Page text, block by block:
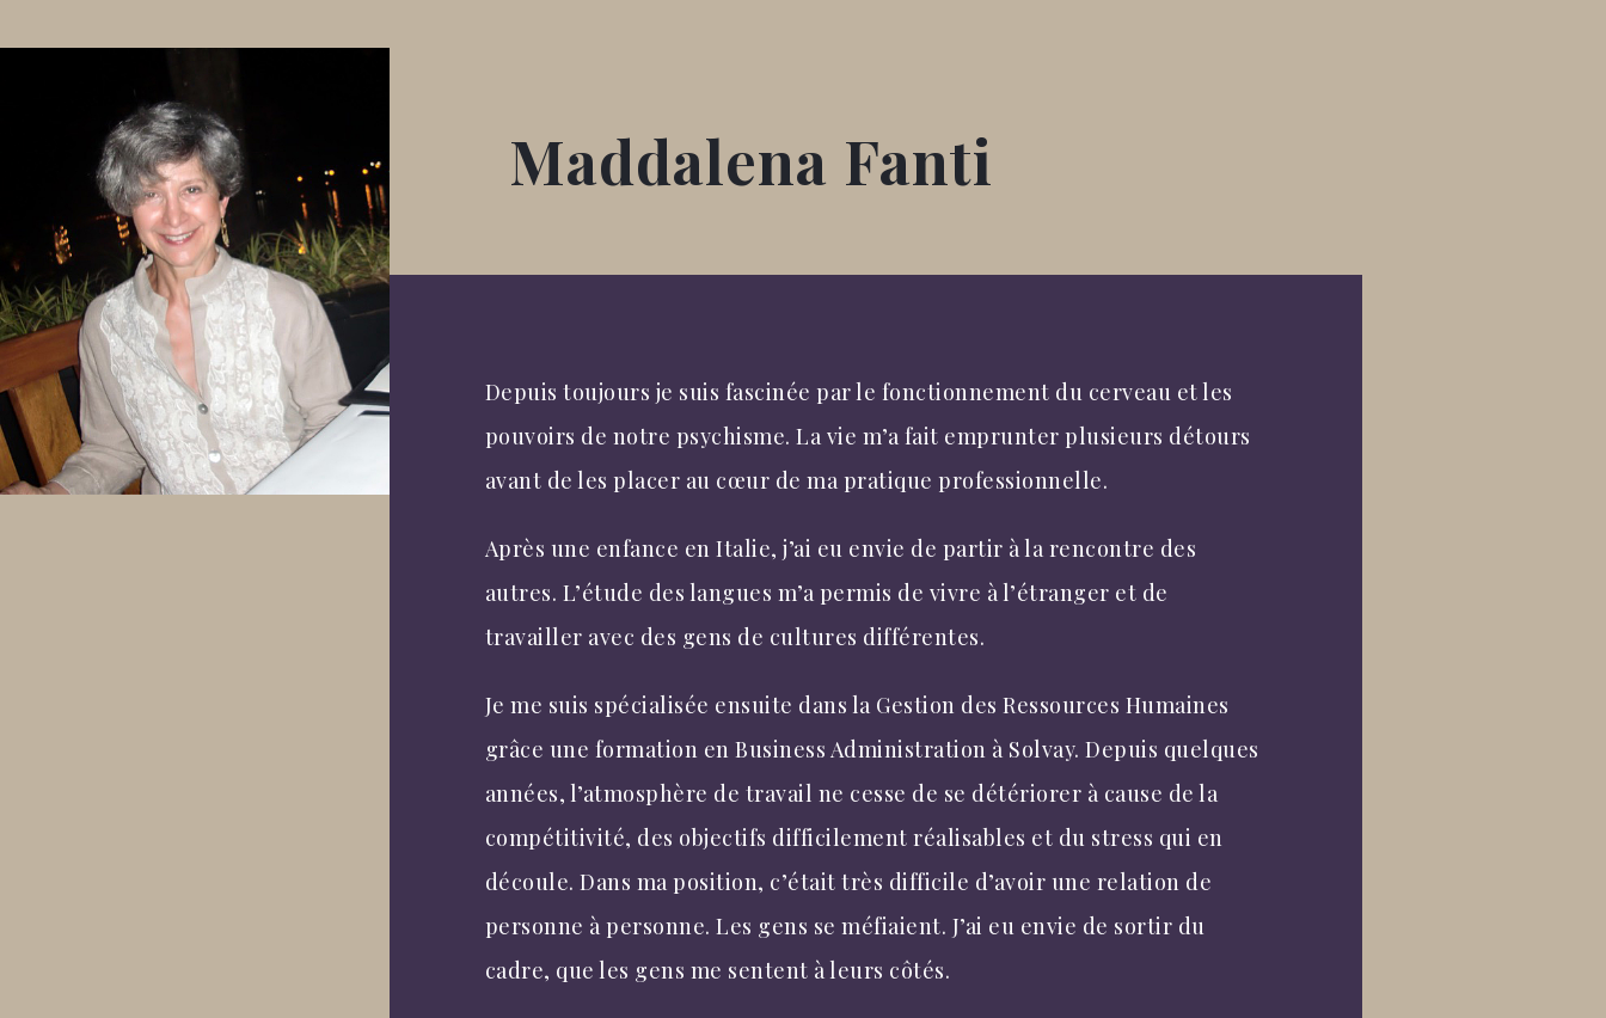
Maddalena Fanti
Depuis toujours je suis fascinée par le fonctionnement du cerveau et les
pouvoirs de notre psychisme. La vie m’a fait emprunter plusieurs détours
avant de les placer au cœur de ma pratique professionnelle.
Après une enfance en Italie, j’ai eu envie de partir à la rencontre des
autres. L’étude des langues m’a permis de vivre à l’étranger et de
travailler avec des gens de cultures différentes.
Je me suis spécialisée ensuite dans la Gestion des Ressources Humaines
grâce une formation en Business Administration à Solvay. Depuis quelques
années, l’atmosphère de travail ne cesse de se détériorer à cause de la
compétitivité, des objectifs difficilement réalisables et du stress qui en
découle. Dans ma position, c’était très difficile d’avoir une relation de
personne à personne. Les gens se méfiaient. J’ai eu envie de sortir du
cadre, que les gens me sentent à leurs côtés.